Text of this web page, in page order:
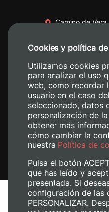
Camino de
+34
Cookies y política
Utilizamos cookies
para analizar el uso
web, como recordar
usuario en el caso
seleccionado, datos
personalización de
obtener más
cómo cambiar la
nuestra Política de
Pulsa el botón
que has leído y
presentada. Si
configuración de las
PERSONALIZAR.